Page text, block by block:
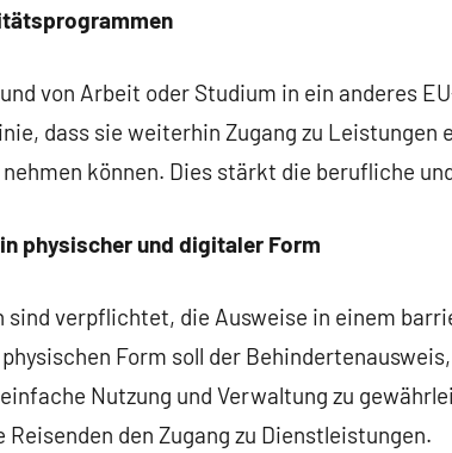
von Arbeit oder Studium in ein anderes
dass sie weiterhin Zugang zu Leistungen
können. Dies stärkt die berufliche
physischer und digitaler Form
sind verpflichtet, die Ausweise in einem
Form soll der
Nutzung und Verwaltung zu
den Zugang zu Dienstleistungen.